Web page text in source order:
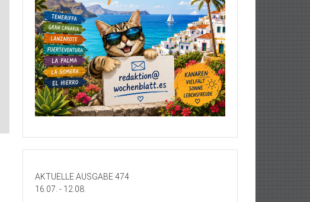
AKTUELLE AUSGABE 474
16.07. - 12.08.